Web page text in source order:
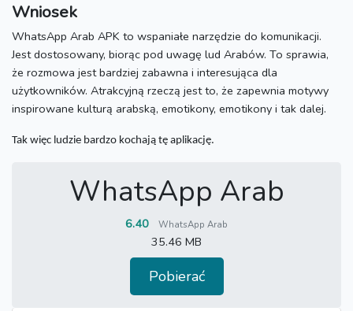
Wniosek
WhatsApp Arab APK to wspaniałe narzędzie do komunikacji.
Jest dostosowany, biorąc pod uwagę lud Arabów. To sprawia,
że ​​rozmowa jest bardziej zabawna i interesująca dla
użytkowników. Atrakcyjną rzeczą jest to, że zapewnia motywy
inspirowane kulturą arabską, emotikony, emotikony i tak dalej.
Tak więc ludzie bardzo kochają tę aplikację.
WhatsApp Arab
6.40 WhatsApp Arab
35.46 MB
Pobierać